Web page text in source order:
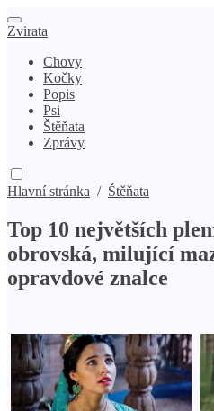
Zvirata
Chovy
Kočky
Popis
Psi
Štěňata
Zprávy
Hlavní stránka / Štěňata
Top 10 největších
obrovská, milující
opravdové znalce